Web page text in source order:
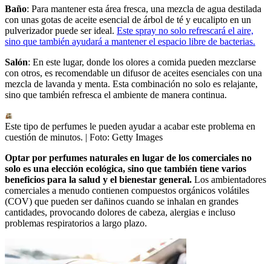
Baño: Para mantener esta área fresca, una mezcla de agua destilada
con unas gotas de aceite esencial de árbol de té y eucalipto en un
pulverizador puede ser ideal. Este spray no solo refrescará el aire,
sino que también ayudará a mantener el espacio libre de bacterias.
Salón: En este lugar, donde los olores a comida pueden mezclarse
con otros, es recomendable un difusor de aceites esenciales con una
mezcla de lavanda y menta. Esta combinación no solo es relajante,
sino que también refresca el ambiente de manera continua.
Este tipo de perfumes le pueden ayudar a acabar este problema en
cuestión de minutos. | Foto: Getty Images
Optar por perfumes naturales en lugar de los comerciales no
solo es una elección ecológica, sino que también tiene varios
beneficios para la salud y el bienestar general. Los ambientadores
comerciales a menudo contienen compuestos orgánicos volátiles
(COV) que pueden ser dañinos cuando se inhalan en grandes
cantidades, provocando dolores de cabeza, alergias e incluso
problemas respiratorios a largo plazo.